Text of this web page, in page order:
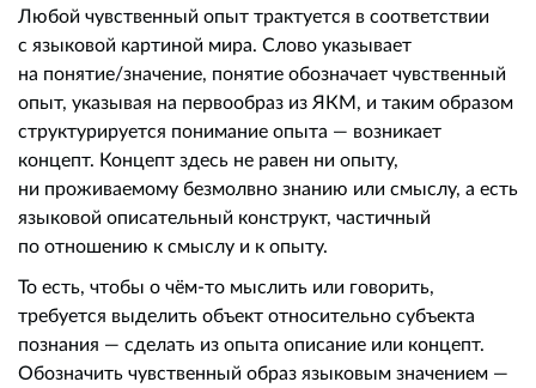
Любой чувственный опыт трактуется в соответствии
с языковой картиной мира. Слово указывает
на понятие/значение, понятие обозначает чувственный
опыт, указывая на первообраз из ЯКМ, и таким образом
структурируется понимание опыта — возникает
концепт. Концепт здесь не равен ни опыту,
ни проживаемому безмолвно знанию или смыслу, а есть
языковой описательный конструкт, частичный
по отношению к смыслу и к опыту.
То есть, чтобы о чём-то мыслить или говорить,
требуется выделить объект относительно субъекта
познания — сделать из опыта описание или концепт.
Обозначить чувственный образ языковым значением —